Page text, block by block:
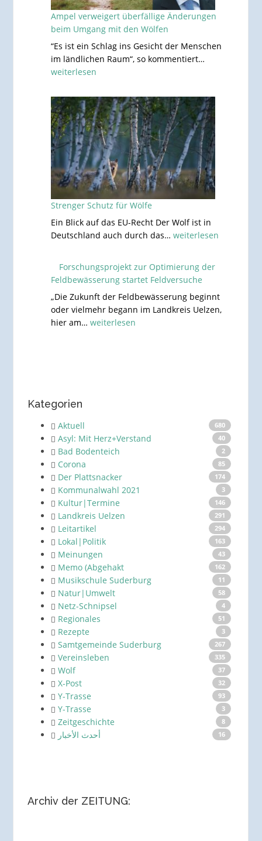
Ampel verweigert überfällige Änderungen
beim Umgang mit den Wölfen
“Es ist ein Schlag ins Gesicht der Menschen
im ländlichen Raum“, so kommentiert…
Änderungen
beim
Umgang
mit
den
Wölfen
weiterlesen
Strenger Schutz für Wölfe
Ein Blick auf das EU-Recht Der Wolf ist in
Deutschland auch durch das… Strenger
Wölfe
weiterlesen
Forschungsprojekt zur Optimierung der
Feldbewässerung startet Feldversuche
„Die Zukunft der Feldbewässerung beginnt
oder vielmehr begann im Landkreis Uelzen,
hier am… Forschungsprojekt
weiterlesen
Kategorien
Aktuell 680
Asyl: Mit Herz+Verstand 40
Bad Bodenteich 2
Corona 85
Der Plattsnacker 174
Kommunalwahl 2021 3
Kultur|Termine 146
Landkreis Uelzen 291
Leitartikel 294
Lokal|Politik 163
Meinungen 43
Memo (Abgehakt 162
Musikschule Suderburg 11
Natur|Umwelt 58
Netz-Schnipsel 4
Regionales 51
Rezepte 3
Samtgemeinde Suderburg 267
Vereinsleben 335
Wolf 37
X-Post 32
Y-Trasse 93
Y-Trasse 3
Zeitgeschichte 8
أحدث الأخبار 16
Archiv der ZEITUNG: